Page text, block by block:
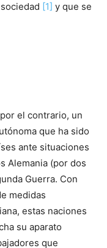
[1] y que se
el contrario, un
que ha sido
ante situaciones
Alemania (por dos
Guerra. Con
medidas
estas naciones
su aparato
que